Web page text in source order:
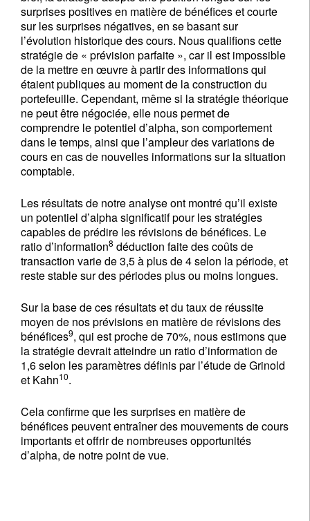
surprises positives en matière de bénéfices et courte
sur les surprises négatives, en se basant sur
l’évolution historique des cours. Nous qualifions cette
stratégie de « prévision parfaite », car il est impossible
de la mettre en œuvre à partir des informations qui
étaient publiques au moment de la construction du
portefeuille. Cependant, même si la stratégie théorique
ne peut être négociée, elle nous permet de
comprendre le potentiel d’alpha, son comportement
dans le temps, ainsi que l’ampleur des variations de
cours en cas de nouvelles informations sur la situation
comptable.
Les résultats de notre analyse ont montré qu’il existe
un potentiel d’alpha significatif pour les stratégies
capables de prédire les révisions de bénéfices. Le
ratio d’information8 déduction faite des coûts de
transaction varie de 3,5 à plus de 4 selon la période, et
reste stable sur des périodes plus ou moins longues.
Sur la base de ces résultats et du taux de réussite
moyen de nos prévisions en matière de révisions des
bénéfices9, qui est proche de 70%, nous estimons que
la stratégie devrait atteindre un ratio d’information de
1,6 selon les paramètres définis par l’étude de Grinold
et Kahn10.
Cela confirme que les surprises en matière de
bénéfices peuvent entraîner des mouvements de cours
importants et offrir de nombreuses opportunités
d’alpha, de notre point de vue.